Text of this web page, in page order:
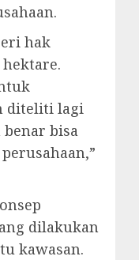
hak
diteliti lagi
bisa
dilakukan
kawasan.